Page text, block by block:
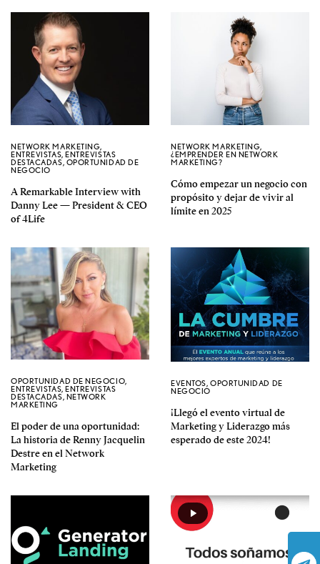
NETWORK MARKETING,
ENTREVISTAS,ENTREVISTAS
DESTACADAS, OPORTUNIDAD DE
NEGOCIO
A Remarkable Interview with
Danny Lee — President & CEO
of 4Life
NETWORK MARKETING,
¿EMPRENDER EN NETWORK
MARKETING?
Cómo empezar un negocio con
propósito y dejar de vivir al
límite en 2025
OPORTUNIDAD DE NEGOCIO,
ENTREVISTAS,ENTREVISTAS
DESTACADAS, NETWORK
MARKETING
El poder de una oportunidad:
La historia de Renny Jacquelin
Destre en el Network
Marketing
EVENTOS, OPORTUNIDAD DE
NEGOCIO
¡Llegó el evento virtual de
Marketing y Liderazgo más
esperado de este 2024!